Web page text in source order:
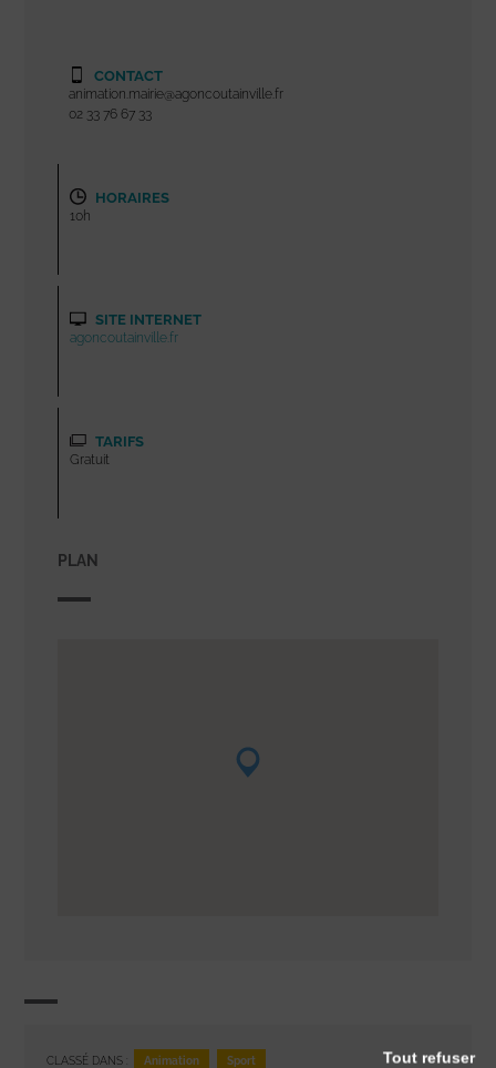
CONTACT
animation.mairie@agoncoutainville.fr
02 33 76 67 33
HORAIRES
10h
SITE INTERNET
agoncoutainville.fr
TARIFS
Gratuit
PLAN
CLASSÉ DANS : Animation Sport Tout refuser